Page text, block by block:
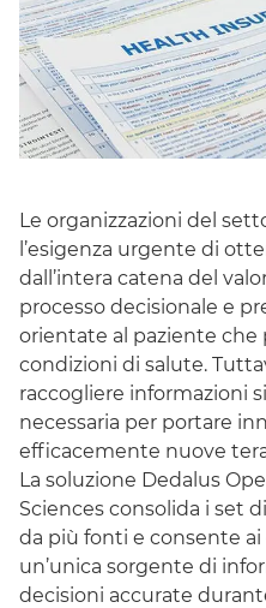
Le organizzazioni del
l’esigenza urgente di
dall’intera catena del
processo decisionale e
orientate al paziente che
condizioni di salute.
raccogliere informazioni
necessaria per portare
efficacemente nuove
La soluzione Dedalus
Sciences consolida i set
da più fonti e consente
un’unica sorgente di
decisioni accurate